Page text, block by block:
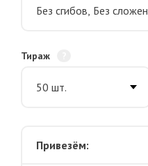
Тираж
Привезём: